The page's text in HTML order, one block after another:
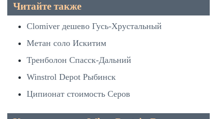
Читайте также
Clomiver дешево Гусь-Хрустальный
Метан соло Искитим
Тренболон Спасск-Дальний
Winstrol Depot Рыбинск
Ципионат стоимость Серов